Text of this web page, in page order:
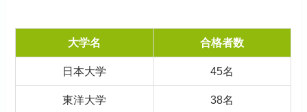
大学名 合格者数
日本大学 45名
東洋大学 38名